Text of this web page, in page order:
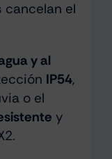
cancelan el
y al
IP54,
o el
y